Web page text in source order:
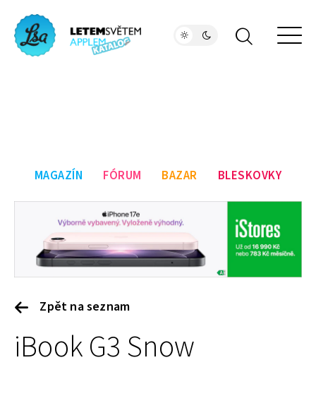
MAGAZÍN FÓRUM BAZAR BLESKOVKY
Zpět na seznam
iBook G3 Snow